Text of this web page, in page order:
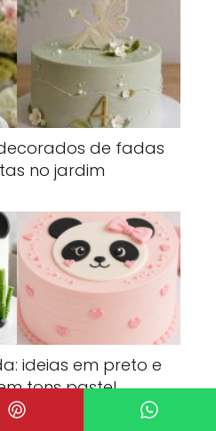
de fadas
no jardim
ideias em preto e
tons pastel